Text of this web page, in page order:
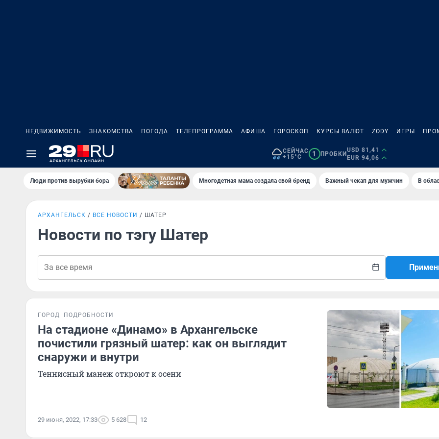
НЕДВИЖИМОСТЬ ЗНАКОМСТВА ПОГОДА ТЕЛЕПРОГРАММА АФИША ГОРОСКОП КУРСЫ ВАЛЮТ ZODY ИГРЫ
СЕЙЧАС
+15°C
1 ПРОБКИ
USD 81,41
EUR 94,06
Люди против вырубки бора Многодетная мама создала свой бренд Важный чекап для мужчин В
АРХАНГЕЛЬСК ВСЕ НОВОСТИ ШАТЕР
Новости по тэгу Шатер
ГОРОД ПОДРОБНОСТИ
На стадионе «Динамо» в Архангельске
почистили грязный шатер: как он выглядит
снаружи и внутри
Теннисный манеж откроют к осени
29 июня, 2022, 17:33 5 628 12